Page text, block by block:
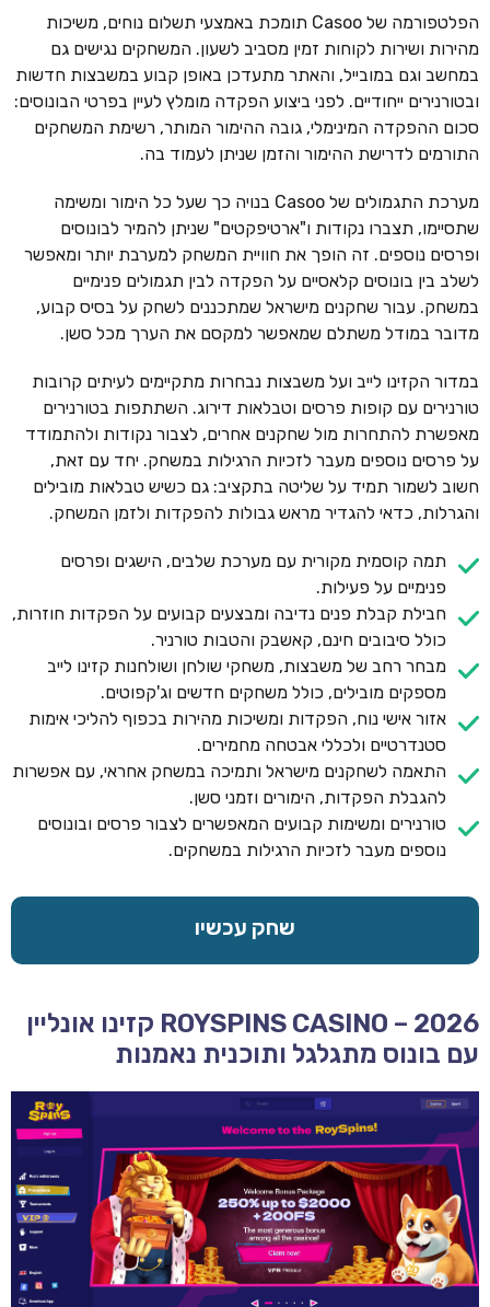
הפלטפורמה של Casoo תומכת באמצעי תשלום נוחים, משיכות
מהירות ושירות לקוחות זמין מסביב לשעון. המשחקים נגישים גם
במחשב וגם במובייל, והאתר מתעדכן באופן קבוע במשבצות חדשות
ובטורנירים ייחודיים. לפני ביצוע הפקדה מומלץ לעיין בפרטי הבונוסים:
סכום ההפקדה המינימלי, גובה ההימור המותר, רשימת המשחקים
התורמים לדרישת ההימור והזמן שניתן לעמוד בה.
מערכת התגמולים של Casoo בנויה כך שעל כל הימור ומשימה
שתסיימו, תצברו נקודות ו"ארטיפקטים" שניתן להמיר לבונוסים
ופרסים נוספים. זה הופך את חוויית המשחק למערבת יותר ומאפשר
לשלב בין בונוסים קלאסיים על הפקדה לבין תגמולים פנימיים
במשחק. עבור שחקנים מישראל שמתכננים לשחק על בסיס קבוע,
מדובר במודל משתלם שמאפשר למקסם את הערך מכל סשן.
במדור הקזינו לייב ועל משבצות נבחרות מתקיימים לעיתים קרובות
טורנירים עם קופות פרסים וטבלאות דירוג. השתתפות בטורנירים
מאפשרת להתחרות מול שחקנים אחרים, לצבור נקודות ולהתמודד
על פרסים נוספים מעבר לזכיות הרגילות במשחק. יחד עם זאת,
חשוב לשמור תמיד על שליטה בתקציב: גם כשיש טבלאות מובילים
והגרלות, כדאי להגדיר מראש גבולות להפקדות ולזמן המשחק.
תמה קוסמית מקורית עם מערכת שלבים, הישגים ופרסים
פנימיים על פעילות.
חבילת קבלת פנים נדיבה ומבצעים קבועים על הפקדות חוזרות,
כולל סיבובים חינם, קאשבק והטבות טורניר.
מבחר רחב של משבצות, משחקי שולחן ושולחנות קזינו לייב
מספקים מובילים, כולל משחקים חדשים וג'קפוטים.
אזור אישי נוח, הפקדות ומשיכות מהירות בכפוף להליכי אימות
סטנדרטיים ולכללי אבטחה מחמירים.
התאמה לשחקנים מישראל ותמיכה במשחק אחראי, עם אפשרות
להגבלת הפקדות, הימורים וזמני סשן.
טורנירים ומשימות קבועים המאפשרים לצבור פרסים ובונוסים
נוספים מעבר לזכיות הרגילות במשחקים.
שחק עכשיו
ROYSPINS CASINO – 2026 קזינו אונליין
עם בונוס מתגלגל ותוכנית נאמנות